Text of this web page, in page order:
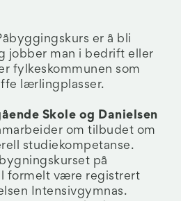
er å bli
jobber man i bedrift eller
fylkeskommunen som
lærlingplasser.
Skole og Danielsen
om tilbudet om
studiekompetanse.
på
formelt være registrert
Intensivgymnas.